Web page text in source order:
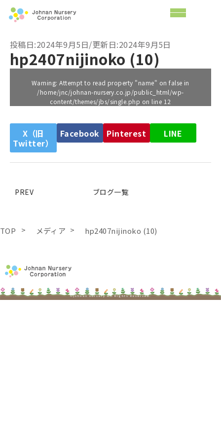
投稿日:2024年9月5日/更新日:2024年9月5日
hp2407nijinoko (10)
Warning: Attempt to read property "name" on false in
/home/jnc/johnan-nursery.co.jp/public_html/wp-
content/themes/jbs/single.php on line 12
X（旧
Twitter）
Facebook Pinterest LINE
PREV ブログ一覧
TOP メディア hp2407nijinoko (10)
©johnan nursery All Rights Reserved.